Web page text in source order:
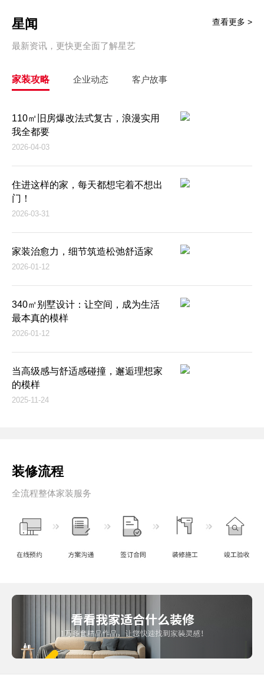
星闻
最新资讯，更快更全面了解星艺
查看更多 >
家装攻略 企业动态 客户故事
110㎡旧房爆改法式复古，浪漫实用
我全都要
2026-04-03
住进这样的家，每天都想宅着不想出
门！
2026-03-31
家装治愈力，细节筑造松弛舒适家
2026-01-12
340㎡别墅设计：让空间，成为生活
最本真的模样
2026-01-12
当高级感与舒适感碰撞，邂逅理想家
的模样
2025-11-24
装修流程
全流程整体家装服务